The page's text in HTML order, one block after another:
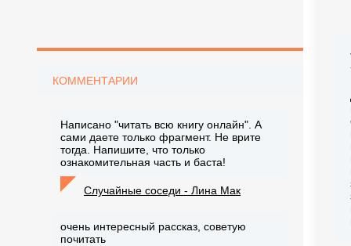
КОММЕНТАРИИ
Написано "читать всю книгу онлайн". А
сами даете только фрагмент. Не врите
тогда. Напишите, что только
ознакомительная часть и баста!
Случайные соседи - Лина Мак
очень интересный рассказ, советую
почитать